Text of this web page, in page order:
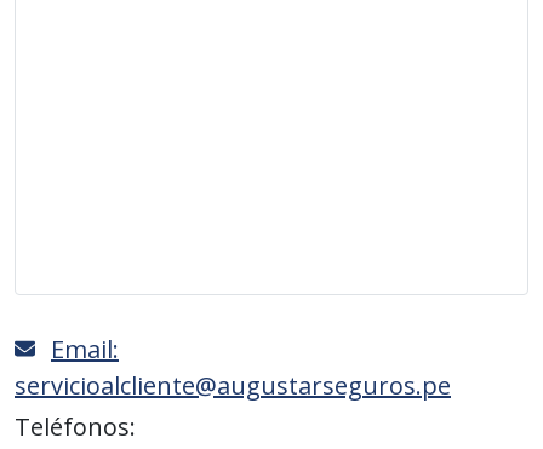
Email:
servicioalcliente@augustarseguros.pe
Teléfonos: